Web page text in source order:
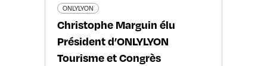
ONLYLYON
Christophe Marguin élu
Président d’ONLYLYON
Tourisme et Congrès